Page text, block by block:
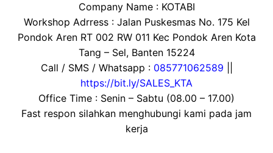
Company Name : KOTABI
Workshop Adrress : Jalan Puskesmas No. 175 Kel
Pondok Aren RT 002 RW 011 Kec Pondok Aren Kota
Tang – Sel, Banten 15224
Call / SMS / Whatsapp : 085771062589
https://bit.ly/SALES_KTA
Office Time : Senin – Sabtu (08.00 – 17.00)
Fast respon silahkan menghubungi kami pada jam
kerja